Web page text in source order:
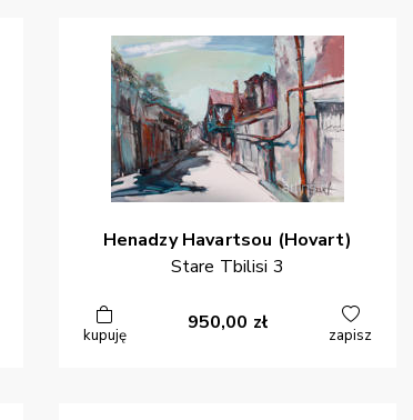
Henadzy Havartsou (Hovart)
Stare Tbilisi 3
kupuję
950,00 zł
zapisz